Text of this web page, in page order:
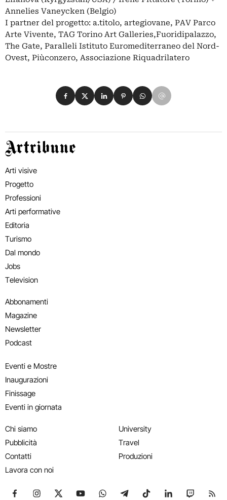
Annelies Vaneycken (Belgio)
I partner del progetto: a.titolo, artegiovane, PAV Parco
Arte Vivente, TAG Torino Art Galleries,Fuoridipalazzo,
The Gate, Paralleli Istituto Euromediterraneo del Nord-
Ovest, Piùconzero, Associazione Riquadrilatero
Condividi su Facebook
Condividi su X
Condividi su LinkedIn
Condividi su Pinterest
Condividi su WhatsApp
Condividi su Email
Artribune
Arti visive
Progetto
Professioni
Arti performative
Editoria
Turismo
Dal mondo
Jobs
Television
Abbonamenti
Magazine
Newsletter
Podcast
Eventi e Mostre
Inaugurazioni
Finissage
Eventi in giornata
Chi siamo
Pubblicità
Contatti
Lavora con noi
University
Travel
Produzioni
Seguici su Facebook
Seguici su Instagram
Seguici su X
Seguici su YouTube
Seguici su WhatsApp
Seguici su Telegram
Seguici su TikTok
Seguici su
Seguici